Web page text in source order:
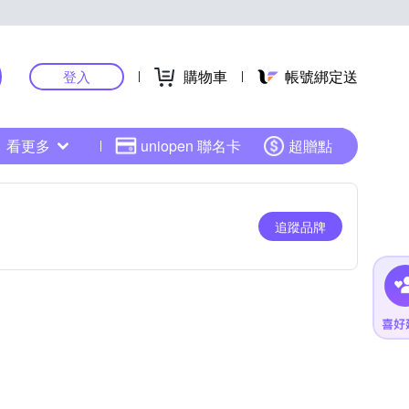
登入 購物車 帳號綁定送
看更多 uniopen 聯名卡 超贈點
追蹤品牌